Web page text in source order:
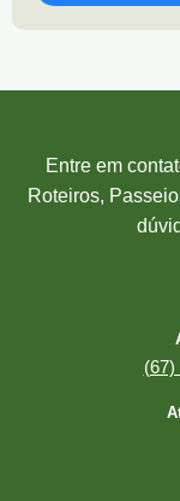
Entre em
Roteiros,
(67)